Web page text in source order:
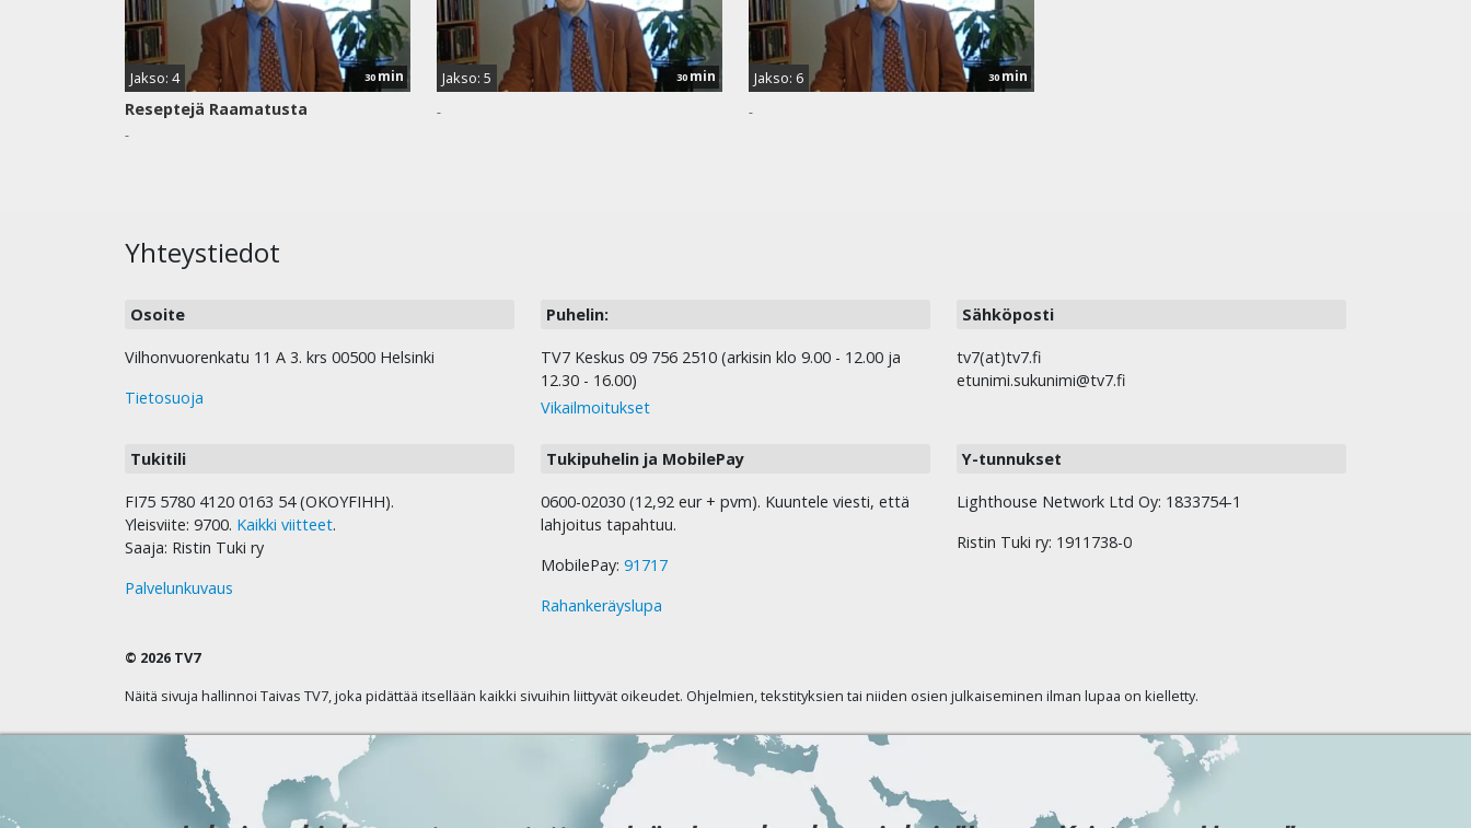
Jakso: 4 30 min
Reseptejä Raamatusta
-
Jakso: 5 30 min
-
Jakso: 6 30 min
-
Yhteystiedot
Osoite
Vilhonvuorenkatu 11 A 3. krs 00500 Helsinki
Tietosuoja
Puhelin:
TV7 Keskus 09 756 2510 (arkisin klo 9.00 - 12.00 ja
12.30 - 16.00)
Vikailmoitukset
Sähköposti
tv7(at)tv7.fi
etunimi.sukunimi@tv7.fi
Tukitili
FI75 5780 4120 0163 54 (OKOYFIHH).
Yleisviite: 9700. Kaikki viitteet.
Saaja: Ristin Tuki ry
Palvelunkuvaus
Tukipuhelin ja MobilePay
0600-02030 (12,92 eur + pvm). Kuuntele viesti, että
lahjoitus tapahtuu.
MobilePay: 91717
Rahankeräyslupa
Y-tunnukset
Lighthouse Network Ltd Oy: 1833754-1
Ristin Tuki ry: 1911738-0
© 2026 TV7
Näitä sivuja hallinnoi Taivas TV7, joka pidättää itsellään kaikki sivuihin liittyvät oikeudet. Ohjelmien, tekstityksien tai niiden osien julkaiseminen ilman lupaa on kielletty.